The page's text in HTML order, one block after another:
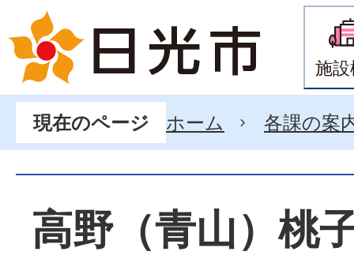
施
現在のページ ホーム 各課の案
高野（青山）桃